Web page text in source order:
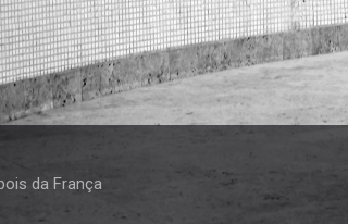
da França